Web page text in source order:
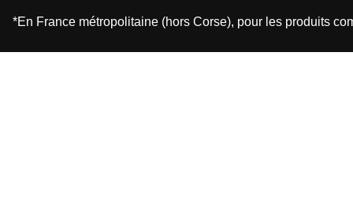
*En France métropolitaine (hors Corse), pour les produits